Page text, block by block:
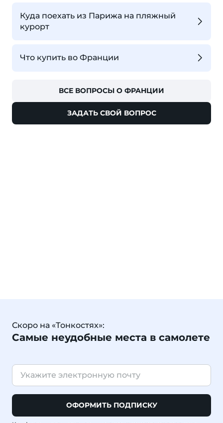
Куда поехать из Парижа на пляжный
курорт
Что купить во Франции
ВСЕ ВОПРОСЫ О ФРАНЦИИ
ЗАДАТЬ СВОЙ ВОПРОС
Скоро на «Тонкостях»:
Самые неудобные места в самолете
ОФОРМИТЬ ПОДПИСКУ